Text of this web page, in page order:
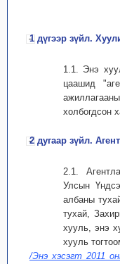
1 дүгээр зүйл.
1.1. Энэ
цаашид
холбогдсон
2 дугаар зүйл.
2.1.
Улсын
албаны
тухай,
хууль, энэ
хууль
/Энэ хэсэгт 2011